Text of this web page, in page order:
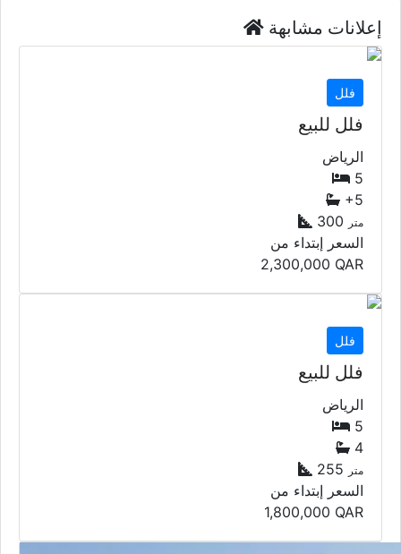
إعلانات مشابهة
فلل
فلل للبيع
الرياض
5
+5
300 متر
السعر إبتداء من
2,300,000 QAR
فلل
فلل للبيع
الرياض
5
4
255 متر
السعر إبتداء من
1,800,000 QAR